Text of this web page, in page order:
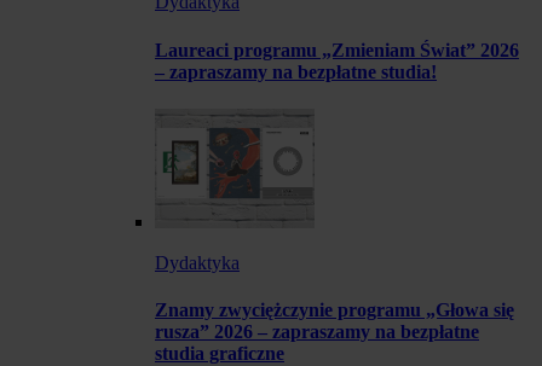
Laureaci programu „Zmieniam Świat” 2026
– zapraszamy na bezpłatne studia!
Dydaktyka
Znamy zwyciężczynie programu „Głowa się
rusza” 2026 – zapraszamy na bezpłatne
studia graficzne